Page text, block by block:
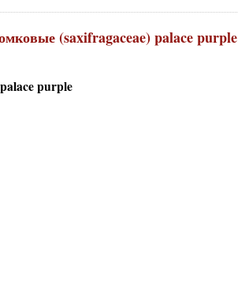
(saxifragaceae) palace purple
purple